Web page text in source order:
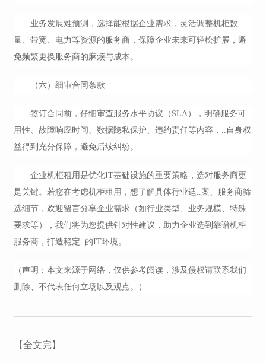
业务发展难预测，选择能根据企业需求，灵活调整机柜数
量、带宽、电力等资源的服务商，保障企业未来可轻松扩展，避
免频繁更换服务商的麻烦与成本。
（六）细审合同条款
签订合同前，仔细审查服务水平协议（SLA），明确服务可
用性、故障响应时间、数据隐私保护、违约责任等内容，..自身权
益得到充分保障，避免后续纠纷。
企业机柜租用是优化IT基础设施的重要策略，选对服务商更
是关键。若您在考虑机柜租用，想了解具体行业适..案、服务商筛
选细节，欢迎留言分享企业需求（如行业类型、业务规模、特殊
要求等），我们将为您提供针对性建议，助力企业选到靠谱机柜
服务商，打造稳定..的IT环境。
（声明：本文来源于网络，仅供参考阅读，涉及侵权请联系我们
删除、不代表任何立场以及观点。）
【全文完】